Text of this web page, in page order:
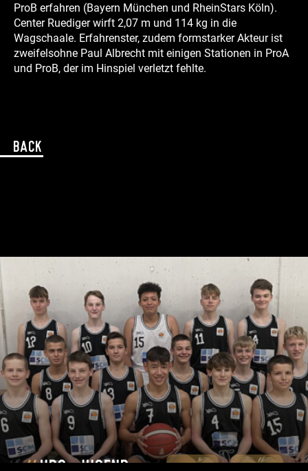
ProB erfahren (Bayern München und RheinStars Köln).
Center Ruediger wirft 2,07 m und 114 kg in die
Wagschaale. Erfahrenster, zudem formstarker Akteur ist
zweifelsohne Paul Albrecht mit einigen Stationen in ProA
und ProB, der im Hinspiel verletzt fehlte.
Back
ubc-jugend